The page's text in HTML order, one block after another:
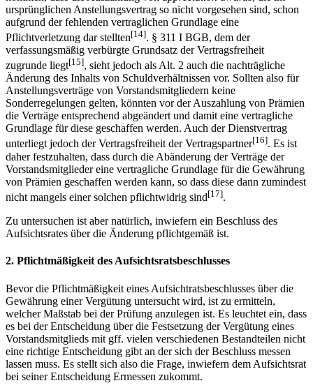
ursprünglichen Anstellungsvertrag so nicht vorgesehen sind, schon
aufgrund der fehlenden vertraglichen Grundlage eine
Pflichtverletzung dar stellten[14]. § 311 I BGB, dem der
verfassungsmäßig verbürgte Grundsatz der Vertragsfreiheit
zugrunde liegt[15], sieht jedoch als Alt. 2 auch die nachträgliche
Änderung des Inhalts von Schuldverhältnissen vor. Sollten also für
Anstellungsverträge von Vorstandsmitgliedern keine
Sonderregelungen gelten, könnten vor der Auszahlung von Prämien
die Verträge entsprechend abgeändert und damit eine vertragliche
Grundlage für diese geschaffen werden. Auch der Dienstvertrag
unterliegt jedoch der Vertragsfreiheit der Vertragspartner[16]. Es ist
daher festzuhalten, dass durch die Abänderung der Verträge der
Vorstandsmitglieder eine vertragliche Grundlage für die Gewährung
von Prämien geschaffen werden kann, so dass diese dann zumindest
nicht mangels einer solchen pflichtwidrig sind[17].
Zu untersuchen ist aber natürlich, inwiefern ein Beschluss des
Aufsichtsrates über die Änderung pflichtgemäß ist.
2. Pflichtmäßigkeit des Aufsichtsratsbeschlusses
Bevor die Pflichtmäßigkeit eines Aufsichtratsbeschlusses über die
Gewährung einer Vergütung untersucht wird, ist zu ermitteln,
welcher Maßstab bei der Prüfung anzulegen ist. Es leuchtet ein, dass
es bei der Entscheidung über die Festsetzung der Vergütung eines
Vorstandsmitglieds mit gff. vielen verschiedenen Bestandteilen nicht
eine richtige Entscheidung gibt an der sich der Beschluss messen
lassen muss. Es stellt sich also die Frage, inwiefern dem Aufsichtsrat
bei seiner Entscheidung Ermessen zukommt.